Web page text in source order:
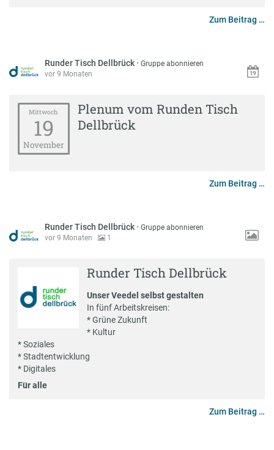
Zum Beitrag …
Runder Tisch Dellbrück ·Gruppe abonnieren
vor 9 Monaten
Mittwoch
19
November
Plenum vom Runden Tisch
Dellbrück
Zum Beitrag …
Runder Tisch Dellbrück ·Gruppe abonnieren
vor 9 Monaten
1
Runder Tisch Dellbrück
Unser Veedel selbst gestalten
In fünf Arbeitskreisen:
* Grüne Zukunft
* Kultur
* Soziales
* Stadtentwicklung
* Digitales
Für alle
Zum Beitrag …